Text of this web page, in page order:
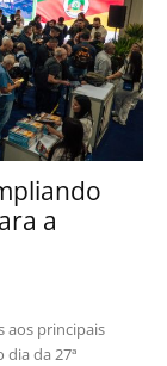
a
aos principais
da 27ª